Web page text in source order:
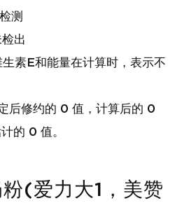
测
出
生素E和能量在计算时，表示不
后修约的 0 值，计算后的 0
的 0 值。
(爱力大1，美赞